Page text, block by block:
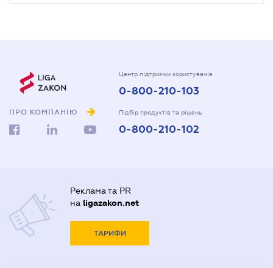
ПРО КОМПАНІЮ
Центр підтримки користувачів
0-800-210-103
Підбір продуктів та рішень
0-800-210-102
Реклама та PR
на ligazakon.net
ТАРИФИ